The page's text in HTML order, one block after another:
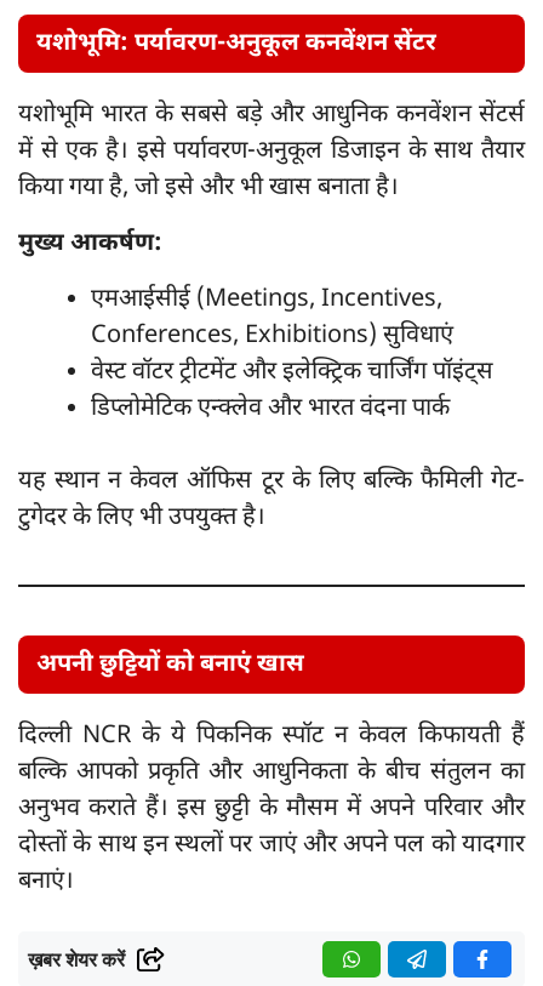
यशोभूमि: पर्यावरण-अनुकूल कनवेंशन सेंटर
यशोभूमि भारत के सबसे बड़े और आधुनिक कनवेंशन सेंटर्स
में से एक है। इसे पर्यावरण-अनुकूल डिजाइन के साथ तैयार
किया गया है, जो इसे और भी खास बनाता है।
मुख्य आकर्षण:
एमआईसीई (Meetings, Incentives,
Conferences, Exhibitions) सुविधाएं
वेस्ट वॉटर ट्रीटमेंट और इलेक्ट्रिक चार्जिंग पॉइंट्स
डिप्लोमेटिक एन्क्लेव और भारत वंदना पार्क
यह स्थान न केवल ऑफिस टूर के लिए बल्कि फैमिली गेट-
टुगेदर के लिए भी उपयुक्त है।
अपनी छुट्टियों को बनाएं खास
दिल्ली NCR के ये पिकनिक स्पॉट न केवल किफायती हैं
बल्कि आपको प्रकृति और आधुनिकता के बीच संतुलन का
अनुभव कराते हैं। इस छुट्टी के मौसम में अपने परिवार और
दोस्तों के साथ इन स्थलों पर जाएं और अपने पल को यादगार
बनाएं।
ख़बर शेयर करें